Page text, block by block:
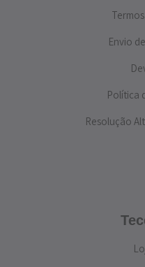
Envio
Política
Resolução